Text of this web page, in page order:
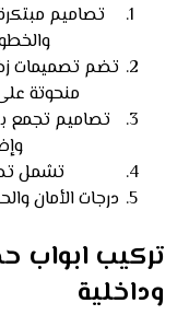
تصاميم
تضم تصميمات
منحوتة
تصاميم تجمع
تشمل
درجات الأمان
تركيب ابواب
وداخلية